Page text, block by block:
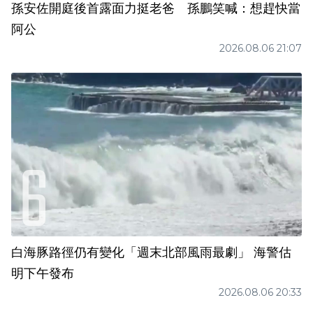
孫安佐開庭後首露面力挺老爸 孫鵬笑喊：想趕快當
阿公
2026.08.06 21:07
白海豚路徑仍有變化「週末北部風雨最劇」 海警估
明下午發布
2026.08.06 20:33